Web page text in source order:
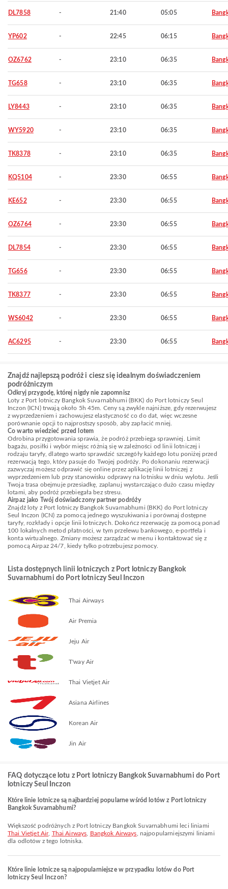
DL7858 - 21:40 05:05
YP602 - 22:45 06:15
OZ6762 - 23:10 06:35
TG658 - 23:10 06:35
LY8443 - 23:10 06:35
WY5920 - 23:10 06:35
TK8378 - 23:10 06:35
KQ5104 - 23:30 06:55
KE652 - 23:30 06:55
OZ6764 - 23:30 06:55
DL7854 - 23:30 06:55
TG656 - 23:30 06:55
TK8377 - 23:30 06:55
WS6042 - 23:30 06:55
AC6295 - 23:30 06:55
Znajdź najlepszą podróż i ciesz się idealnym doświadczeniem
podróżniczym
Odkryj przygodę, której nigdy nie zapomnisz
Loty z Port lotniczy Bangkok Suvarnabhumi (BKK) do Port lotniczy Seul
Inczon (ICN) trwają około 5h 45m. Ceny są zwykle najniższe, gdy rezerwujesz
z wyprzedzeniem i zachowujesz elastyczność co do dat, więc wczesne
porównanie opcji to najprostszy sposób, aby zapłacić mniej.
Co warto wiedzieć przed lotem
Odrobina przygotowania sprawia, że podróż przebiega sprawniej. Limit
bagażu, posiłki i wybór miejsc różnią się w zależności od linii lotniczej i
rodzaju taryfy, dlatego warto sprawdzić szczegóły każdego lotu poniżej przed
rezerwacją tego, który pasuje do Twojej podróży. Po dokonaniu rezerwacji
zazwyczaj możesz odprawić się online przez aplikację linii lotniczej z
wyprzedzeniem lub przy stanowisku odprawy na lotnisku w dniu wylotu. Jeśli
Twoja trasa obejmuje przesiadkę, zaplanuj wystarczająco dużo czasu między
lotami, aby podróż przebiegała bez stresu.
Airpaz jako Twój doświadczony partner podróży
Znajdź loty z Port lotniczy Bangkok Suvarnabhumi (BKK) do Port lotniczy
Seul Inczon (ICN) za pomocą jednego wyszukiwania i porównaj dostępne
taryfy, rozkłady i opcje linii lotniczych. Dokończ rezerwację za pomocą ponad
100 lokalnych metod płatności, w tym przelewu bankowego, e-portfela i
konta wirtualnego. Zmiany możesz zarządzać w menu i kontaktować się z
pomocą Airpaz 24/7, kiedy tylko potrzebujesz pomocy.
Lista dostępnych linii lotniczych z Port lotniczy Bangkok
Suvarnabhumi do Port lotniczy Seul Inczon
Thai Airways
Air Premia
Jeju Air
T'way Air
Thai Vietjet Air
Asiana Airlines
Korean Air
Jin Air
FAQ dotyczące lotu z Port lotniczy Bangkok Suvarnabhumi do Port
lotniczy Seul Inczon
Które linie lotnicze są najbardziej popularne wśród lotów z Port lotniczy
Bangkok Suvarnabhumi?
Większość podróżnych z Port lotniczy Bangkok Suvarnabhumi leci liniami
Thai Vietjet Air, Thai Airways Bangkok Airways , najpopularniejszymi liniami
dla odlotów z tego lotniska.
Które linie lotnicze są najpopularniejsze w przypadku lotów do Port
lotniczy Seul Inczon?